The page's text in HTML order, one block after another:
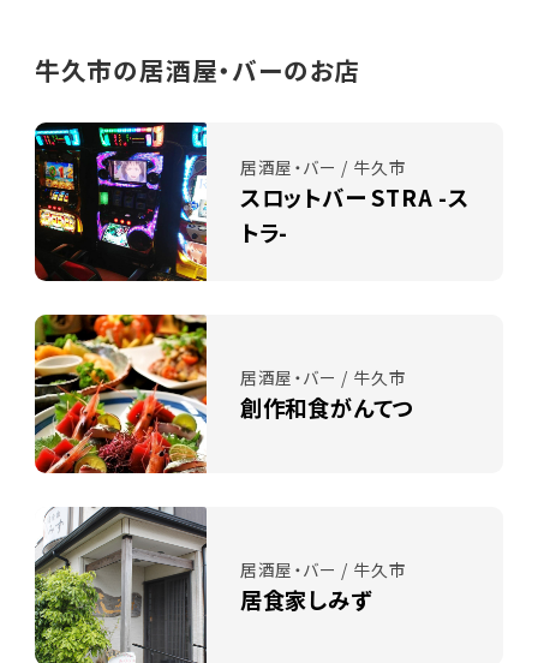
牛久市の居酒屋・バーのお店
居酒屋・バー / 牛久市
スロットバー STRA -ス
トラ-
居酒屋・バー / 牛久市
創作和食がんてつ
居酒屋・バー / 牛久市
居食家しみず